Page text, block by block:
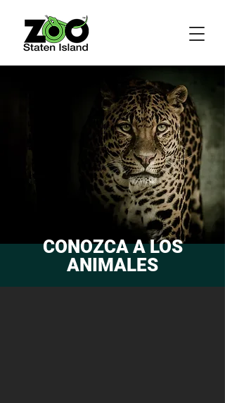
CONOZCA A LOS
ANIMALES